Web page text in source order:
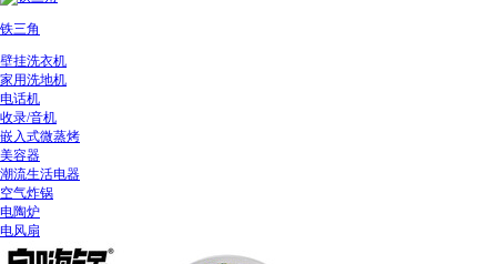
铁三角
壁挂洗衣机
家用洗地机
电话机
收录/音机
嵌入式微蒸烤
美容器
潮流生活电器
空气炸锅
电陶炉
电风扇